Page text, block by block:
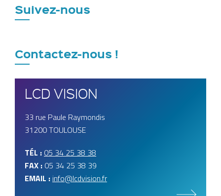
Suivez-nous
Contactez-nous !
LCD VISION
33 rue Paule Raymondis
31200 TOULOUSE
TÉL : 05 34 25 38 38
FAX : 05 34 25 38 39
EMAIL : info@lcdvision.fr